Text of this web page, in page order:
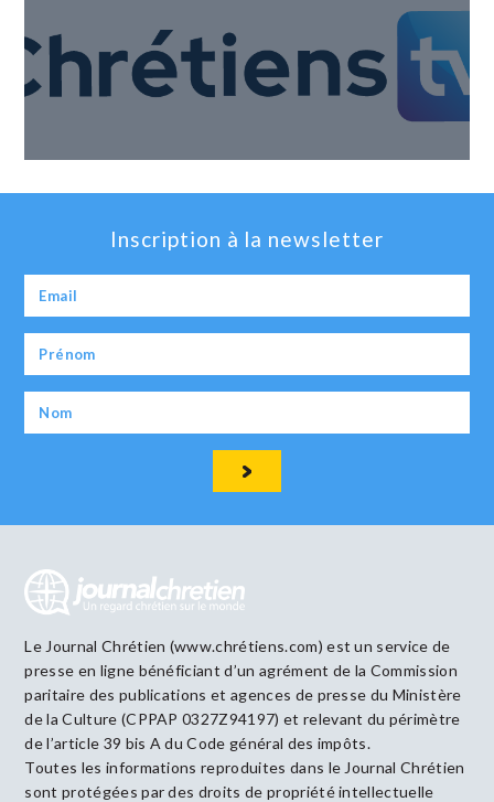
Inscription à la newsletter
Le Journal Chrétien (www.chrétiens.com) est un service de
presse en ligne bénéficiant d’un agrément de la Commission
paritaire des publications et agences de presse du Ministère
de la Culture (CPPAP 0327Z94197) et relevant du périmètre
de l’article 39 bis A du Code général des impôts.
Toutes les informations reproduites dans le Journal Chrétien
sont protégées par des droits de propriété intellectuelle